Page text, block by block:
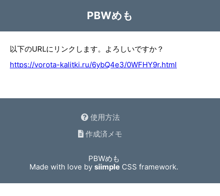
PBWめも
以下のURLにリンクします。よろしいですか？
https://vorota-kalitki.ru/6ybQ4e3/0WFHY9r.html
使用方法
作成済メモ
PBWめも
Made with love bysiimple CSS framework.